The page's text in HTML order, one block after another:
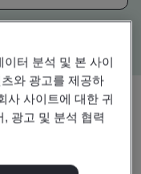
터 분석 및 본 사이
와 광고를 제공하
사 사이트에 대한 귀
광고 및 분석 협력